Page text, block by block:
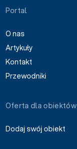
Portal
O nas
Artykuły
Kontakt
Przewodniki
Oferta dla obiektów
Dodaj swój obiekt